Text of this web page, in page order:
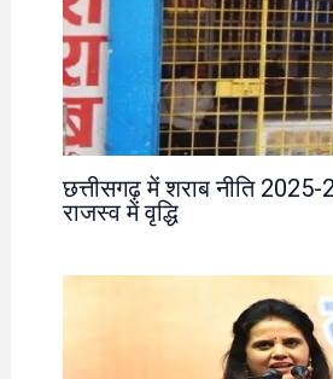
छत्तीसगढ़ में शराब नीति
राजस्व में वृद्धि